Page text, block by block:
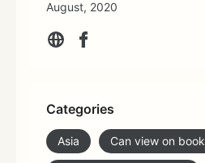
August, 2020
Categories
Asia Can view on book